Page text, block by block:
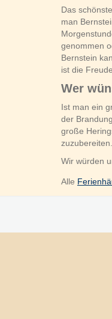
Das
man
genommen
Bernstein
ist die
Wer
Ist man ein
der
große
zuzubereiten.
Wir würden
Alle